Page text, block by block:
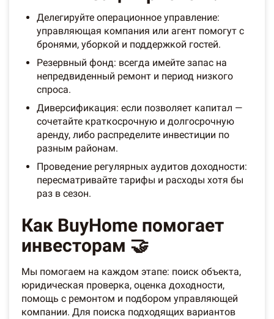
Делегируйте операционное управление:
управляющая компания или агент помогут с
бронями, уборкой и поддержкой гостей.
Резервный фонд: всегда имейте запас на
непредвиденный ремонт и период низкого
спроса.
Диверсификация: если позволяет капитал —
сочетайте краткосрочную и долгосрочную
аренду, либо распределите инвестиции по
разным районам.
Проведение регулярных аудитов доходности:
пересматривайте тарифы и расходы хотя бы
раз в сезон.
Как BuyHome помогает
инвесторам 🤝
Мы помогаем на каждом этапе: поиск объекта,
юридическая проверка, оценка доходности,
помощь с ремонтом и подбором управляющей
компании. Для поиска подходящих вариантов